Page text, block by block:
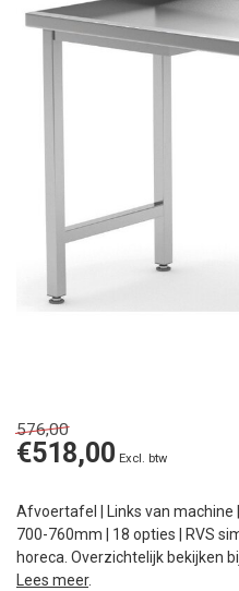
576,00
€518,00 Excl. btw
Afvoertafel | Links van machine
700-760mm | 18 opties | RVS
horeca. Overzichtelijk bekijken
Lees meer.